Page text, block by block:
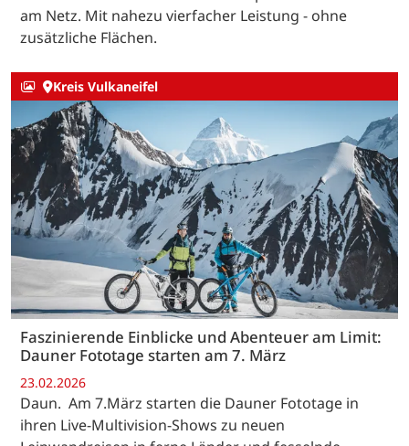
am Netz. Mit nahezu vierfacher Leistung - ohne
zusätzliche Flächen.
Kreis Vulkaneifel
Faszinierende Einblicke und Abenteuer am Limit:
Dauner Fototage starten am 7. März
23.02.2026
Daun. Am 7.März starten die Dauner Fototage in
ihren Live-Multivision-Shows zu neuen